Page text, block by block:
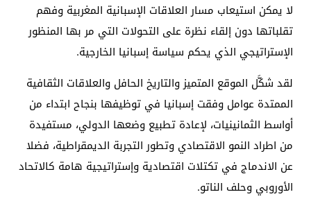
لا يمكن استيعاب مسار العلاقات الإسبانية المغربية وفهم
تقلباتها دون إلقاء نظرة على التحولات التي مر بها المنظور
الإستراتيجي الذي يحكم سياسة إسبانيا الخارجية.
لقد شكَّل الموقع المتميز والتاريخ الحافل والعلاقات الثقافية
الممتدة عوامل وفقت إسبانيا في توظيفها بنجاح ابتداء من
أواسط الثمانينيات، لإعادة تطبيع وضعها الدولي، مستفيدة
من اطراد النمو الاقتصادي وتطور التجربة الديمقراطية، فضلا
عن الاندماج في تكتلات اقتصادية وإستراتيجية هامة كالاتحاد
الأوروبي وحلف الناتو.